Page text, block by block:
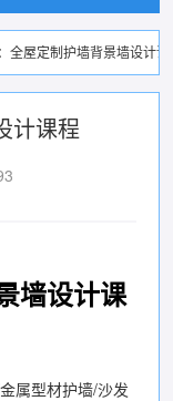
全屋定制护墙背景墙设计课
计课程
墙设计课
属型材护墙/沙发